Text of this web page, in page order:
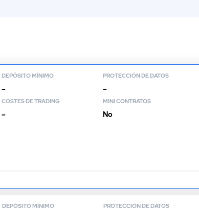
DEPÓSITO MÍNIMO
–
PROTECCIÓN DE DATOS
–
COSTES DE TRADING
–
MINI CONTRATOS
No
DEPÓSITO MÍNIMO PROTECCIÓN DE DATOS